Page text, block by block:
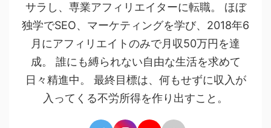
サラし、専業アフィリエイターに転職。 ほぼ
独学でSEO、マーケティングを学び、2018年6
月にアフィリエイトのみで月収50万円を達
成。 誰にも縛られない自由な生活を求めて
日々精進中。 最終目標は、何もせずに収入が
入ってくる不労所得を作り出すこと。